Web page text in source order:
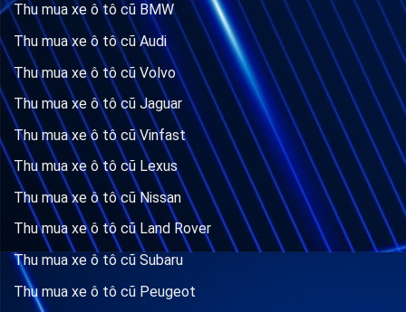
Thu mua xe ô tô cũ BMW
Thu mua xe ô tô cũ Audi
Thu mua xe ô tô cũ Volvo
Thu mua xe ô tô cũ Jaguar
Thu mua xe ô tô cũ Vinfast
Thu mua xe ô tô cũ Lexus
Thu mua xe ô tô cũ Nissan
Thu mua xe ô tô cũ Land Rover
Thu mua xe ô tô cũ Subaru
Thu mua xe ô tô cũ Peugeot